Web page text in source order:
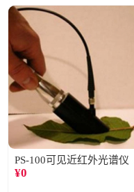
PS-100可见近红外光谱仪
¥0